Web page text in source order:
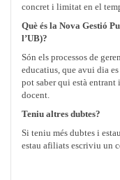
concret i limitat en el
Què és la Nova Gestió
l’UB)?
Són els processos de
educatius, que avui dia
pot saber qui està entrant
docent.
Teniu altres dubtes?
Si teniu més dubtes i
estau afiliats escriviu un